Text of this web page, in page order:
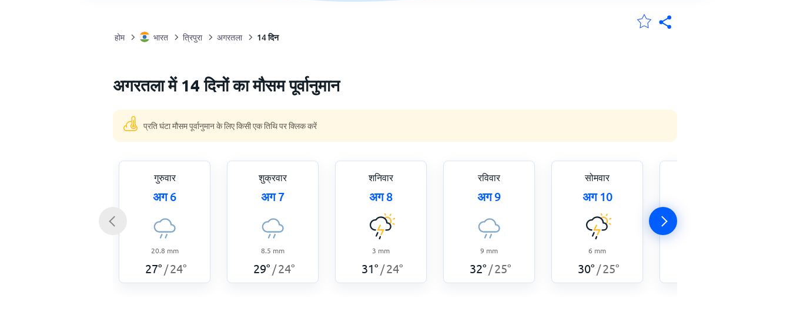
होम भारत त्रिपुरा अगरतला 14 दिन
अगरतला में 14 दिनों का मौसम पूर्वानुमान
प्रति घंटा मौसम पूर्वानुमान के लिए किसी एक तिथि पर क्लिक करें
गुरुवार
अग 6
20.8 mm
27° /24°
शुक्रवार
अग 7
8.5 mm
29° /24°
शनिवार
अग 8
3 mm
31° /24°
रविवार
अग 9
9 mm
32° /25°
सोमवार
अग 10
6 mm
30° /25°